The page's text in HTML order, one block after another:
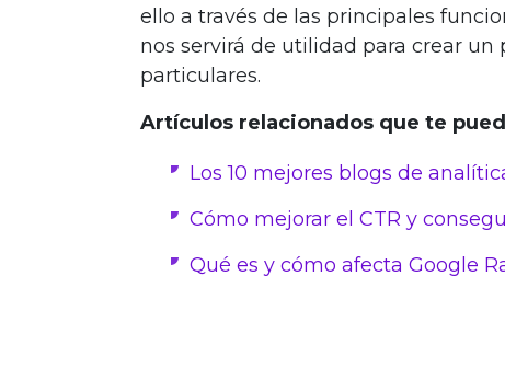
ello a través de las principales
nos servirá de utilidad para crear
particulares.
Artículos relacionados que te
Los 10 mejores blogs de
Cómo mejorar el CTR y
Qué es y cómo afecta Google